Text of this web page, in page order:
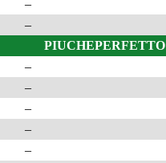
–
–
PIUCHEPERFETTO
–
–
–
–
–